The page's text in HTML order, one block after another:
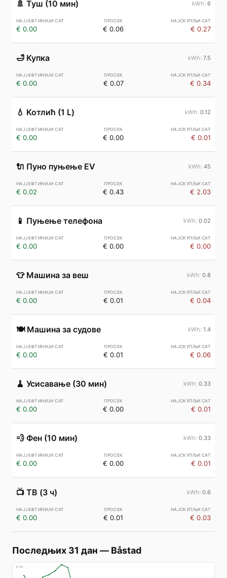
🚿 Туш (10 мин) 6
€ 0.00 € 0.06 € 0.27
🛁 Купка 7.5
€ 0.00 € 0.07 € 0.34
💧 Котлић (1 L) 0.12
€ 0.00 € 0.00 € 0.01
🔌 Пуно пуњење EV 45
€ 0.02 € 0.43 € 2.03
📱 Пуњење телефона 0.02
€ 0.00 € 0.00 € 0.00
👕 Машина за веш 0.8
€ 0.00 € 0.01 € 0.04
🍽️ Машина за судове 1.4
€ 0.00 € 0.01 € 0.06
🧹 Усисавање (30 мин) 0.33
€ 0.00 € 0.00 € 0.01
💨 Фен (10 мин) 0.33
€ 0.00 € 0.00 € 0.01
📺 ТВ (3 ч) 0.6
€ 0.00 € 0.01 € 0.03
Последњих 31 дан — Båstad
€148